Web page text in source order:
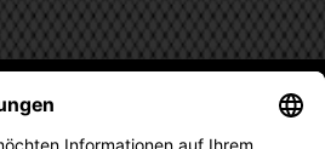
DHB-FANSHOP
SIE KEINE NEUIGKEIT ODER